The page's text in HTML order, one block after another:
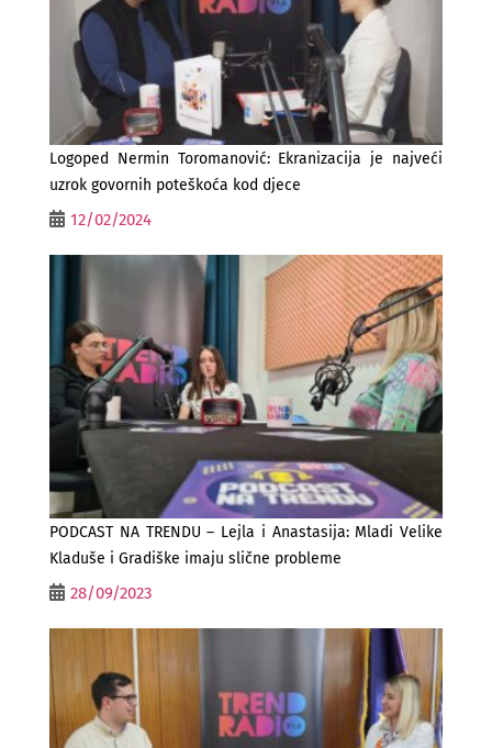
Logoped Nermin Toromanović: Ekranizacija je najveći
uzrok govornih poteškoća kod djece
12/02/2024
PODCAST NA TRENDU – Lejla i Anastasija: Mladi Velike
Kladuše i Gradiške imaju slične probleme
28/09/2023